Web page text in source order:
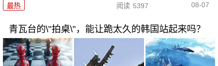
最热 阅读 5397 08-07
青瓦台的\"拍桌\"，能让跪太久的韩国站起来吗？